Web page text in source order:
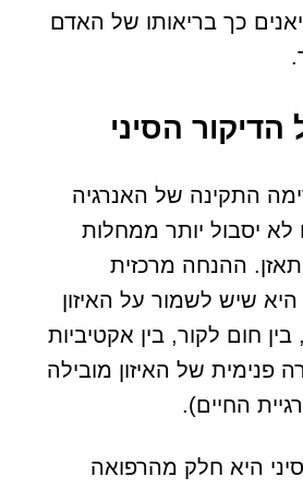
כך בריאותו של האדם
הסיני
התקינה של האנרגיה
יסבול יותר ממחלות
יתאזן. ההנחה מרכזית
שיש לשמור על האיזון
בין חום לקור, בין אקטיביות
פנימית של האיזון מובילה
החיים).
היא חלק מהרפואה